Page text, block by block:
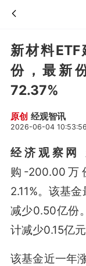
新材料
份，最新
72.37%
原创 经观智讯
2026-06-04 10:53:56
经济观察网
购-200.00万
2.11%。该基
减少0.50亿份
计减少0.15亿元
该基金近一年